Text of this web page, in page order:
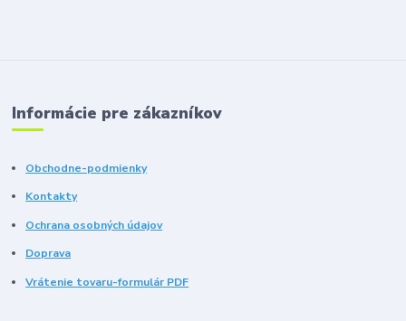
Informácie pre zákazníkov
Obchodne-podmienky
Kontakty
Ochrana osobných údajov
Doprava
Vrátenie tovaru-formulár PDF